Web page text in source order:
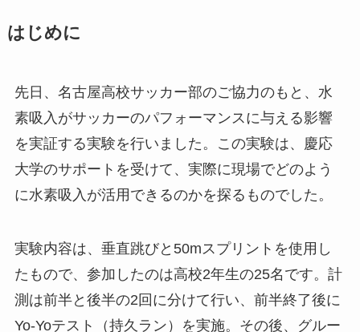
はじめに
先日、名古屋高校サッカー部のご協力のもと、水
素吸入がサッカーのパフォーマンスに与える影響
を実証する実験を行いました。この実験は、慶応
大学のサポートを受けて、実際に現場でどのよう
に水素吸入が活用できるのかを探るものでした。
実験内容は、垂直跳びと50mスプリントを使用し
たもので、参加したのは高校2年生の25名です。計
測は前半と後半の2回に分けて行い、前半終了後に
Yo-Yoテスト（持久ラン）を実施。その後、グルー